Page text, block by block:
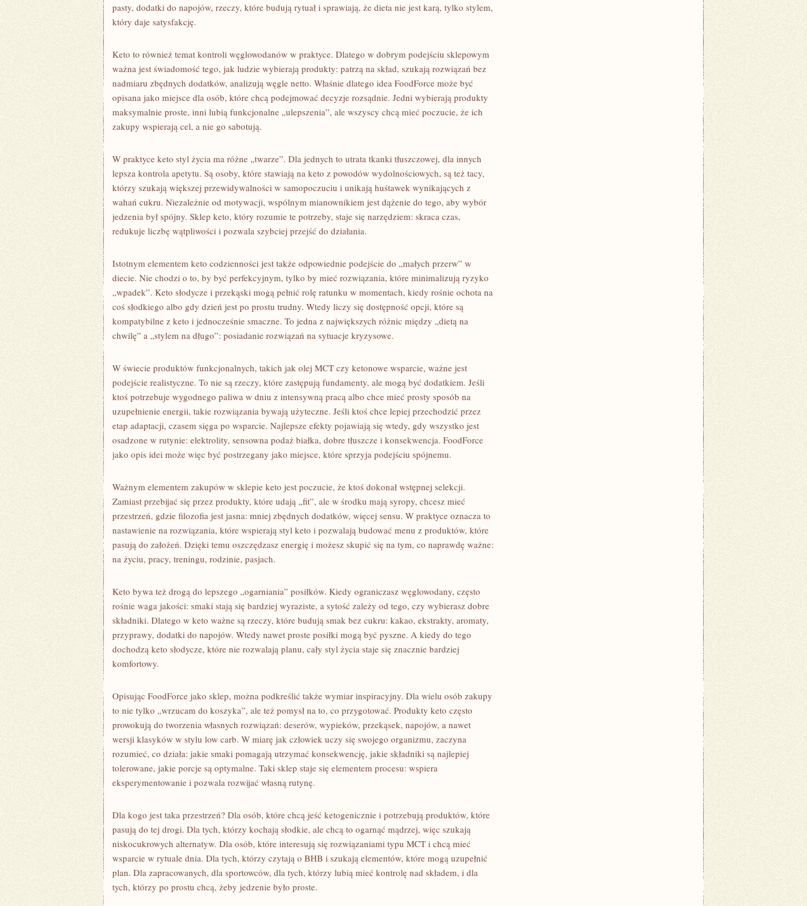
pasty, dodatki do napojów, rzeczy, które budują rytuał i sprawiają, że dieta nie jest karą, tylko stylem,
który daje satysfakcję.
Keto to również temat kontroli węglowodanów w praktyce. Dlatego w dobrym podejściu sklepowym
ważna jest świadomość tego, jak ludzie wybierają produkty: patrzą na skład, szukają rozwiązań bez
nadmiaru zbędnych dodatków, analizują węgle netto. Właśnie dlatego idea FoodForce może być
opisana jako miejsce dla osób, które chcą podejmować decyzje rozsądnie. Jedni wybierają produkty
maksymalnie proste, inni lubią funkcjonalne „ulepszenia”, ale wszyscy chcą mieć poczucie, że ich
zakupy wspierają cel, a nie go sabotują.
W praktyce keto styl życia ma różne „twarze”. Dla jednych to utrata tkanki tłuszczowej, dla innych
lepsza kontrola apetytu. Są osoby, które stawiają na keto z powodów wydolnościowych, są też tacy,
którzy szukają większej przewidywalności w samopoczuciu i unikają huśtawek wynikających z
wahań cukru. Niezależnie od motywacji, wspólnym mianownikiem jest dążenie do tego, aby wybór
jedzenia był spójny. Sklep keto, który rozumie te potrzeby, staje się narzędziem: skraca czas,
redukuje liczbę wątpliwości i pozwala szybciej przejść do działania.
Istotnym elementem keto codzienności jest także odpowiednie podejście do „małych przerw” w
diecie. Nie chodzi o to, by być perfekcyjnym, tylko by mieć rozwiązania, które minimalizują ryzyko
„wpadek”. Keto słodycze i przekąski mogą pełnić rolę ratunku w momentach, kiedy rośnie ochota na
coś słodkiego albo gdy dzień jest po prostu trudny. Wtedy liczy się dostępność opcji, które są
kompatybilne z keto i jednocześnie smaczne. To jedna z największych różnic między „dietą na
chwilę” a „stylem na długo”: posiadanie rozwiązań na sytuacje kryzysowe.
W świecie produktów funkcjonalnych, takich jak olej MCT czy ketonowe wsparcie, ważne jest
podejście realistyczne. To nie są rzeczy, które zastępują fundamenty, ale mogą być dodatkiem. Jeśli
ktoś potrzebuje wygodnego paliwa w dniu z intensywną pracą albo chce mieć prosty sposób na
uzupełnienie energii, takie rozwiązania bywają użyteczne. Jeśli ktoś chce lepiej przechodzić przez
etap adaptacji, czasem sięga po wsparcie. Najlepsze efekty pojawiają się wtedy, gdy wszystko jest
osadzone w rutynie: elektrolity, sensowna podaż białka, dobre tłuszcze i konsekwencja. FoodForce
jako opis idei może więc być postrzegany jako miejsce, które sprzyja podejściu spójnemu.
Ważnym elementem zakupów w sklepie keto jest poczucie, że ktoś dokonał wstępnej selekcji.
Zamiast przebijać się przez produkty, które udają „fit”, ale w środku mają syropy, chcesz mieć
przestrzeń, gdzie filozofia jest jasna: mniej zbędnych dodatków, więcej sensu. W praktyce oznacza to
nastawienie na rozwiązania, które wspierają styl keto i pozwalają budować menu z produktów, które
pasują do założeń. Dzięki temu oszczędzasz energię i możesz skupić się na tym, co naprawdę ważne:
na życiu, pracy, treningu, rodzinie, pasjach.
Keto bywa też drogą do lepszego „ogarniania” posiłków. Kiedy ograniczasz węglowodany, często
rośnie waga jakości: smaki stają się bardziej wyraziste, a sytość zależy od tego, czy wybierasz dobre
składniki. Dlatego w keto ważne są rzeczy, które budują smak bez cukru: kakao, ekstrakty, aromaty,
przyprawy, dodatki do napojów. Wtedy nawet proste posiłki mogą być pyszne. A kiedy do tego
dochodzą keto słodycze, które nie rozwalają planu, cały styl życia staje się znacznie bardziej
komfortowy.
Opisując FoodForce jako sklep, można podkreślić także wymiar inspiracyjny. Dla wielu osób zakupy
to nie tylko „wrzucam do koszyka”, ale też pomysł na to, co przygotować. Produkty keto często
prowokują do tworzenia własnych rozwiązań: deserów, wypieków, przekąsek, napojów, a nawet
wersji klasyków w stylu low carb. W miarę jak człowiek uczy się swojego organizmu, zaczyna
rozumieć, co działa: jakie smaki pomagają utrzymać konsekwencję, jakie składniki są najlepiej
tolerowane, jakie porcje są optymalne. Taki sklep staje się elementem procesu: wspiera
eksperymentowanie i pozwala rozwijać własną rutynę.
Dla kogo jest taka przestrzeń? Dla osób, które chcą jeść ketogenicznie i potrzebują produktów, które
pasują do tej drogi. Dla tych, którzy kochają słodkie, ale chcą to ogarnąć mądrzej, więc szukają
niskocukrowych alternatyw. Dla osób, które interesują się rozwiązaniami typu MCT i chcą mieć
wsparcie w rytuale dnia. Dla tych, którzy czytają o BHB i szukają elementów, które mogą uzupełnić
plan. Dla zapracowanych, dla sportowców, dla tych, którzy lubią mieć kontrolę nad składem, i dla
tych, którzy po prostu chcą, żeby jedzenie było proste.